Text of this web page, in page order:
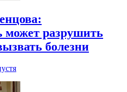
может разрушить
болезни